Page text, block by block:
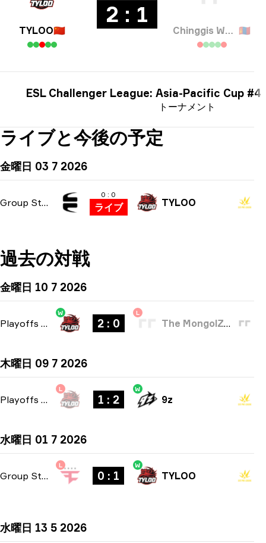
TYLOO🇨🇳
2 : 1
Chinggis Warriors 🇲🇳
トーナメント
ESL Challenger League: Asia-Pacific Cup #4
ライブと今後の予定
金曜日 03 7 2026
Group Stage
0 : 0
ライブ TYLOO
過去の対戦
金曜日 10 7 2026
Playoffs bo3
W
2 : 0
L
The MongolZ Academy
木曜日 09 7 2026
Playoffs bo3
L
1 : 2
W
9z
水曜日 01 7 2026
Group Stage -bo1
L
0 : 1
W
TYLOO
水曜日 13 5 2026